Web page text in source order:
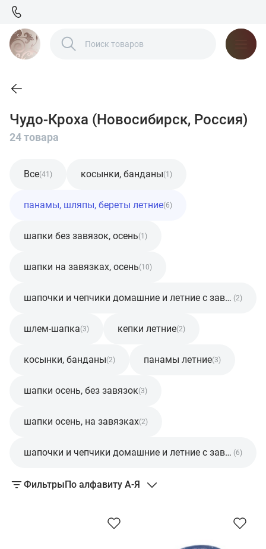
Чудо-Кроха (Новосибирск, Россия)
24 товара
Все(41) косынки, банданы(1)
панамы, шляпы, береты летние(6)
шапки без завязок, осень(1)
шапки на завязках, осень(10)
шапочки и чепчики домашние и летние с завязками (2)
шлем-шапка(3) кепки летние(2)
косынки, банданы(2) панамы летние(3)
шапки осень, без завязок(3)
шапки осень, на завязках(2)
шапочки и чепчики домашние и летние с завязками (6)
ФильтрыПо алфавиту А-Я